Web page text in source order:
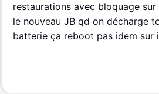
restaurations avec bloquage
le nouveau JB qd on décharge
batterie ça reboot pas idem sur